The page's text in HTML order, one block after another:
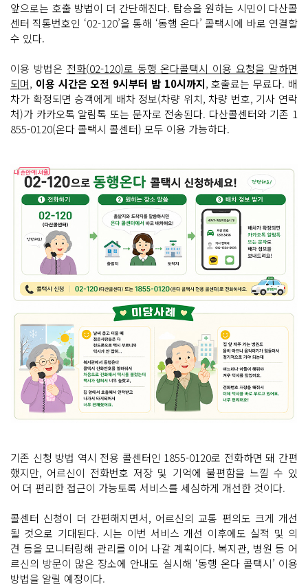
앞으로는 호출 방법이 더 간단해진다. 탑승을 원하는 시민이 다산콜
센터 직통번호인 ‘02-120’을 통해 ‘동행 온다’ 콜택시에 바로 연결할
수 있다.
이용 방법은 전화(02-120)로 동행 온다콜택시 이용 요청을 말하면
되며, 이용 시간은 오전 9시부터 밤 10시까지, 호출료는 무료다. 배
차가 확정되면 승객에게 배차 정보(차량 위치, 차량 번호, 기사 연락
처)가 카카오톡 알림톡 또는 문자로 전송된다. 다산콜센터와 기존 1
855-0120(온다 콜택시 콜센터) 모두 이용 가능하다.
기존 신청 방법 역시 전용 콜센터인 1855-0120로 전화하면 돼 간편
했지만, 어르신이 전화번호 저장 및 기억에 불편함을 느낄 수 있
어 더 편리한 접근이 가능토록 서비스를 세심하게 개선한 것이다.
콜센터 신청이 더 간편해지면서, 어르신의 교통 편의도 크게 개선
될 것으로 기대된다. 시는 이번 서비스 개선 이후에도 실적 및 의
견 등을 모니터링해 관리를 이어 나갈 계획이다. 복지관, 병원 등 어
르신의 방문이 많은 장소에 안내도 실시해 ‘동행 온다 콜택시’ 이용
방법을 알릴 예정이다.